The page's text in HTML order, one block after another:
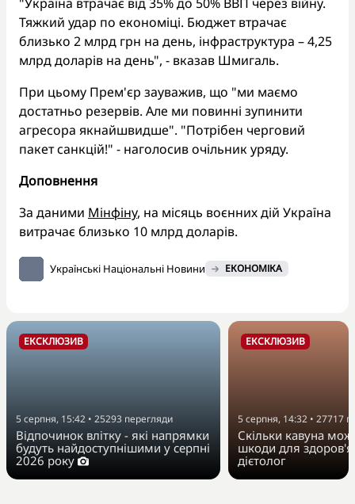
Тяжкий удар по економіці. Бюджет втрачає
близько 2 млрд грн на день, інфраструктура – 4,25
млрд доларів на день", - вказав Шмигаль.
При цьому Прем'єр зауважив, що "ми маємо
достатньо резервів. Але ми повинні зупинити
агресора якнайшвидше". "Потрібен черговий
пакет санкцій!" - наголосив очільник уряду.
Доповнення
За даними Мінфіну, на місяць воєнних дій Україна
витрачає близько 10 млрд доларів.
Українські Національні Новини ЕКОНОМІКА
ЕКСКЛЮЗИВ
5 серпня, 15:42 • 25293 перегляди
Відпочинок влітку - які напрямки
будуть найдоступнішими у серпні
2026 року
ЕКСКЛЮЗИВ
5 серпня, 14:32 • 27717
Скільки кавуна
шкоди для
дієтолог